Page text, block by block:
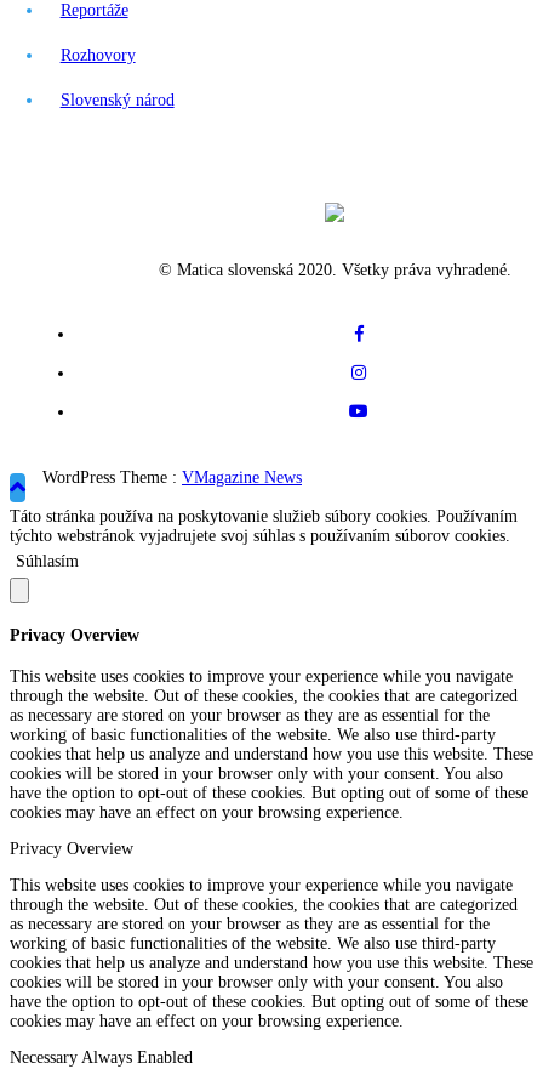
Reportáže
Rozhovory
Slovenský národ
© Matica slovenská 2020. Všetky práva vyhradené.
WordPress Theme : VMagazine News
Táto stránka používa na poskytovanie služieb súbory cookies. Používaním
týchto webstránok vyjadrujete svoj súhlas s používaním súborov cookies.
Súhlasím
Privacy Overview
This website uses cookies to improve your experience while you navigate
through the website. Out of these cookies, the cookies that are categorized
as necessary are stored on your browser as they are as essential for the
working of basic functionalities of the website. We also use third-party
cookies that help us analyze and understand how you use this website. These
cookies will be stored in your browser only with your consent. You also
have the option to opt-out of these cookies. But opting out of some of these
cookies may have an effect on your browsing experience.
Privacy Overview
This website uses cookies to improve your experience while you navigate
through the website. Out of these cookies, the cookies that are categorized
as necessary are stored on your browser as they are as essential for the
working of basic functionalities of the website. We also use third-party
cookies that help us analyze and understand how you use this website. These
cookies will be stored in your browser only with your consent. You also
have the option to opt-out of these cookies. But opting out of some of these
cookies may have an effect on your browsing experience.
Necessary Always Enabled